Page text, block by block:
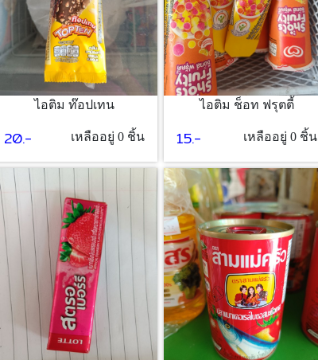
ไอติม ท๊อปเทน
20.- เหลืออยู่ 0 ชิ้น
ไอติม ช็อท ฟรุตตี้
15.- เหลืออยู่ 0 ชิ้น